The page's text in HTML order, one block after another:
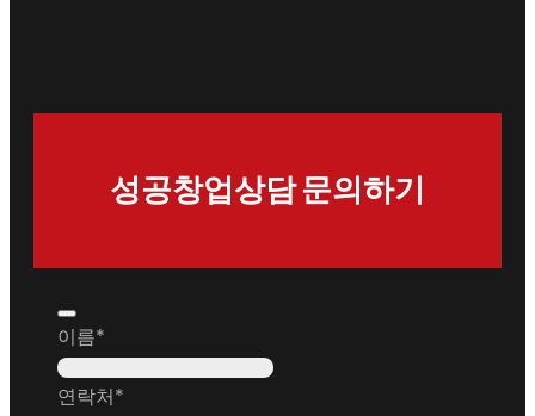
성공창업상담 문의하기
이름*
연락처*